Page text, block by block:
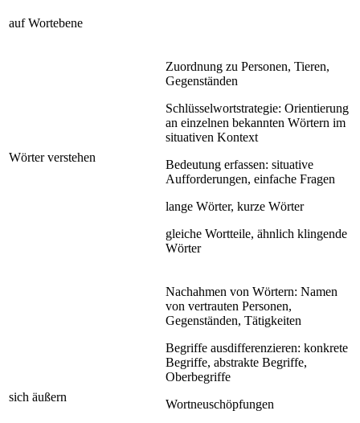
auf Wortebene
Wörter verstehen
Zuordnung zu Personen, Tieren,
Gegenständen
Schlüsselwortstrategie: Orientierung
an einzelnen bekannten Wörtern im
situativen Kontext
Bedeutung erfassen: situative
Aufforderungen, einfache Fragen
lange Wörter, kurze Wörter
gleiche Wortteile, ähnlich klingende
Wörter
sich äußern
Nachahmen von Wörtern: Namen
von vertrauten Personen,
Gegenständen, Tätigkeiten
Begriffe ausdifferenzieren: konkrete
Begriffe, abstrakte Begriffe,
Oberbegriffe
Wortneuschöpfungen